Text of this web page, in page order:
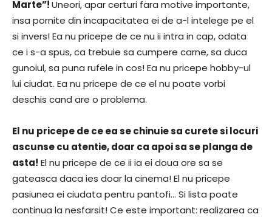
Marte”!Uneori, apar certuri fara motive importante,
insa pornite din incapacitatea ei de a-l intelege pe el
si invers! Ea nu pricepe de ce nu ii intra in cap, odata
ce i s-a spus, ca trebuie sa cumpere carne, sa duca
gunoiul, sa puna rufele in cos! Ea nu pricepe hobby-ul
lui ciudat. Ea nu pricepe de ce el nu poate vorbi
deschis cand are o problema.
El nu pricepe de ce ea se chinuie sa curete si locuri
ascunse cu atentie, doar ca apoi sa se planga de
asta! El nu pricepe de ce ii ia ei doua ore sa se
gateasca daca ies doar la cinema! El nu pricepe
pasiunea ei ciudata pentru pantofi… Si lista poate
continua la nesfarsit! Ce este important: realizarea ca